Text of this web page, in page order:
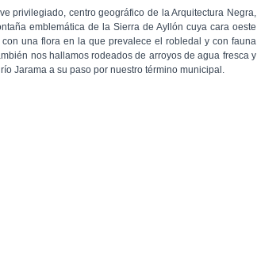
privilegiado, centro geográfico de la Arquitectura Negra,
emblemática de la Sierra de Ayllón cuya cara oeste
una flora en la que prevalece el robledal y con fauna
nos hallamos rodeados de arroyos de agua fresca y
Jarama a su paso por nuestro término municipal.